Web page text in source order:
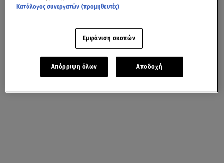
Κατάλογος συνεργατών (προμηθευτές)
Εμφάνιση σκοπών
Απόρριψη όλων Αποδοχή